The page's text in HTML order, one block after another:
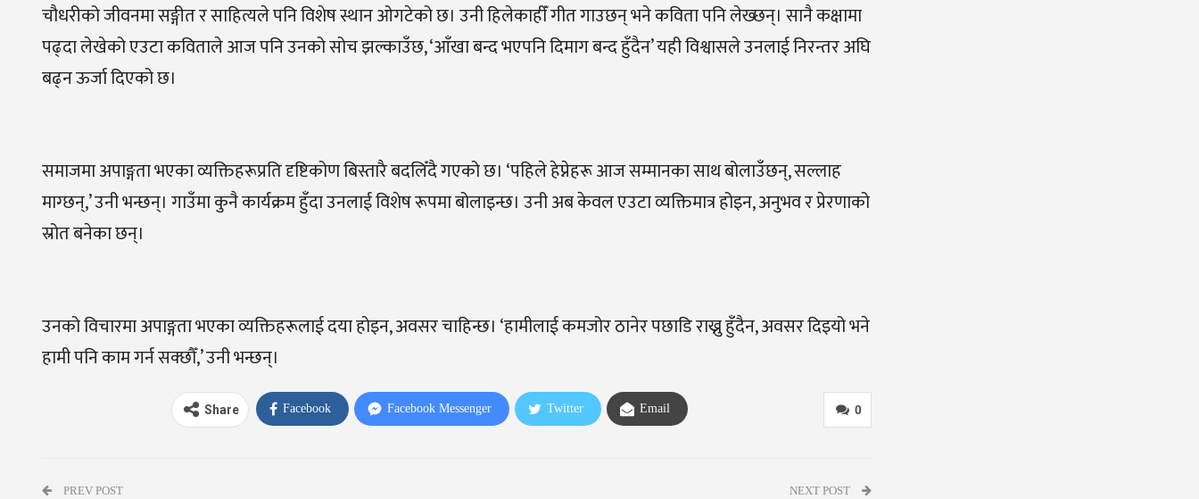
चौधरीको जीवनमा सङ्गीत र साहित्यले पनि विशेष स्थान ओगटेको छ। उनी हिलेकाहीँ गीत गाउछन् भने कविता पनि लेख्छन्। सानै कक्षामा
पढ्दा लेखेको एउटा कविताले आज पनि उनको सोच झल्काउँछ, ‘आँखा बन्द भएपनि दिमाग बन्द हुँदैन’ यही विश्वासले उनलाई निरन्तर अघि
बढ्न ऊर्जा दिएको छ।
समाजमा अपाङ्गता भएका व्यक्तिहरूप्रति दृष्टिकोण बिस्तारै बदलिँदै गएको छ। ‘पहिले हेप्नेहरू आज सम्मानका साथ बोलाउँछन्, सल्लाह
माग्छन्,’ उनी भन्छन्। गाउँमा कुनै कार्यक्रम हुँदा उनलाई विशेष रूपमा बोलाइन्छ। उनी अब केवल एउटा व्यक्तिमात्र होइन, अनुभव र प्रेरणाको
स्रोत बनेका छन्।
उनको विचारमा अपाङ्गता भएका व्यक्तिहरूलाई दया होइन, अवसर चाहिन्छ। ‘हामीलाई कमजोर ठानेर पछाडि राख्नु हुँदैन, अवसर दिइयो भने
हामी पनि काम गर्न सक्छौँ,’ उनी भन्छन्।
0
Share Facebook Facebook Messenger Twitter Email
PREV POST NEXT POST